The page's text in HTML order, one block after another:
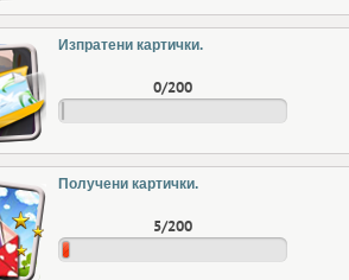
Изпратени картички.
0/200
Получени картички.
5/200